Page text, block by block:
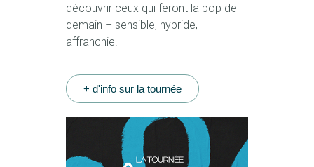
découvrir ceux qui feront la pop de
demain – sensible, hybride,
affranchie.
+ d'info sur la tournée